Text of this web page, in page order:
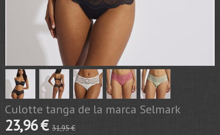
Culotte tanga de la marca Selmark
23,96 € 31,95 €